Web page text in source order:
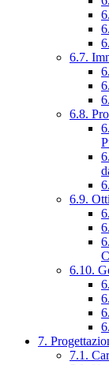
6.7.
6.8.
6.9.
6.10.
7.
7.1.